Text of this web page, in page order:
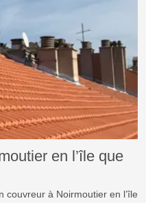
en l’île que
couvreur à Noirmoutier en l’île